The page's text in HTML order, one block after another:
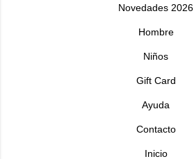
Novedades 2026
Hombre
Niños
Gift Card
Ayuda
Contacto
Inicio